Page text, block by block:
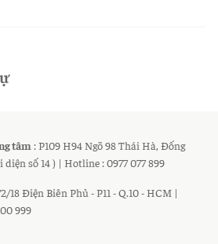
tâm : P109 H94 Ngõ 98 Thái Hà, Đống
số 14 ) | Hotline : 0977 077 899
18 Điện Biên Phủ - P11 - Q.10 - HCM |
999